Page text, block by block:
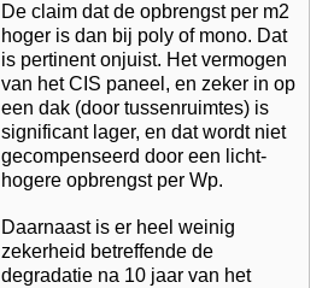
De claim dat de opbrengst per m2
hoger is dan bij poly of mono. Dat
is pertinent onjuist. Het vermogen
van het CIS paneel, en zeker in op
een dak (door tussenruimtes) is
significant lager, en dat wordt niet
gecompenseerd door een licht-
hogere opbrengst per Wp.
Daarnaast is er heel weinig
zekerheid betreffende de
degradatie na 10 jaar van het